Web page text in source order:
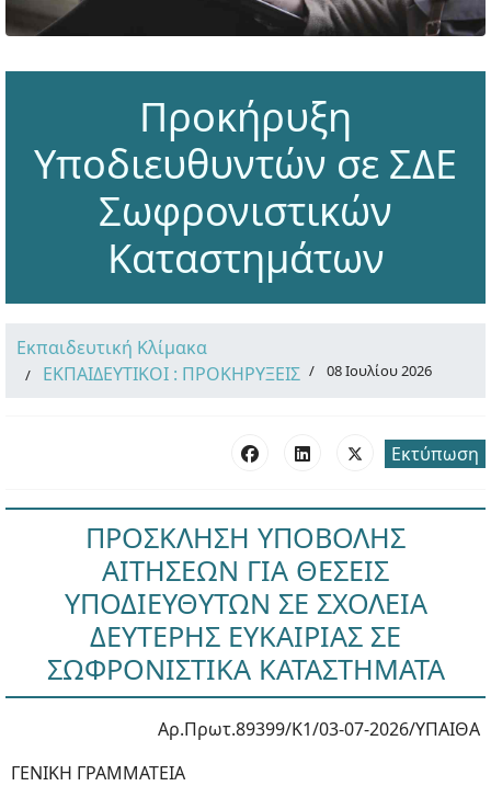
Προκήρυξη
Υποδιευθυντών σε ΣΔΕ
Σωφρονιστικών
Καταστημάτων
Εκπαιδευτική Κλίμακα
ΕΚΠΑΙΔΕΥΤΙΚΟΙ : ΠΡΟΚΗΡΥΞΕΙΣ
08 Ιουλίου 2026
Εκτύπωση
ΠΡΟΣΚΛΗΣΗ ΥΠΟΒΟΛΗΣ
ΑΙΤΗΣΕΩΝ ΓΙΑ ΘΕΣΕΙΣ
ΥΠΟΔΙΕΥΘΥΤΩΝ ΣΕ ΣΧΟΛΕΙΑ
ΔΕΥΤΕΡΗΣ ΕΥΚΑΙΡΙΑΣ ΣΕ
ΣΩΦΡΟΝΙΣΤΙΚΑ ΚΑΤΑΣΤΗΜΑΤΑ
Αρ.Πρωτ.89399/Κ1/03-07-2026/ΥΠΑΙΘΑ
ΓΕΝΙΚΗ ΓΡΑΜΜΑΤΕΙΑ